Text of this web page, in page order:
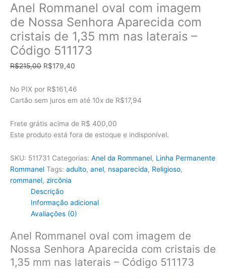
Anel Rommanel oval com imagem
de Nossa Senhora Aparecida com
cristais de 1,35 mm nas laterais –
Código 511173
R$215,00 O
original
era:
R$179,40
atual
é:
No PIX por R$161,46
Cartão sem juros em até 10x de R$17,94
Frete grátis acima de R$ 400,00
Este produto está fora de estoque e indisponível.
SKU: 511731 Categorias: Anel da Rommanel, Linha Permanente
Rommanel Tags: adulto, anel, nsaparecida, Religioso,
rommanel, zircônia
Descrição
Informação adicional
Avaliações (0)
Anel Rommanel oval com imagem de
Nossa Senhora Aparecida com cristais de
1,35 mm nas laterais – Código 511173